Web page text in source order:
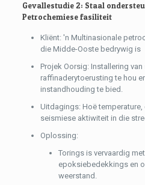
Gevallestudie 2: Staal
Petrochemiese fasiliteit
Kliënt: 'n Multinasionale
die Midde-Ooste bedrywig is
Projek Oorsig: Installering
raffinaderytoerusting te hou
instandhouding te bied.
Uitdagings: Hoë
seismiese aktiwiteit in die
Oplossing:
Torings is vervaardig
epoksiebedekkings en
weerstand.